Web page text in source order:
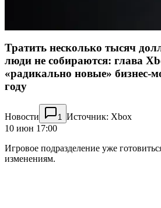
Тратить несколько тысяч
люди не собираются: глава
«радикально новые» бизнес-
году
Новости 1
Источник: Xbox
10 июн 17:00
Игровое подразделение уже
изменениям.